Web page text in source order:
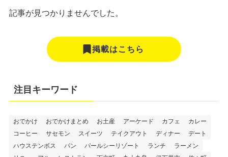
記事が見つかりませんでした。
掲載はこちら
注目キーワード
おでかけ おでかけまとめ お土産 アーケード カフェ
カレー
コーヒー
サセモン スイーツ テイクアウト ディナー
デート
ハウステンボス
パン パールシーリゾート ランチ
ラーメン